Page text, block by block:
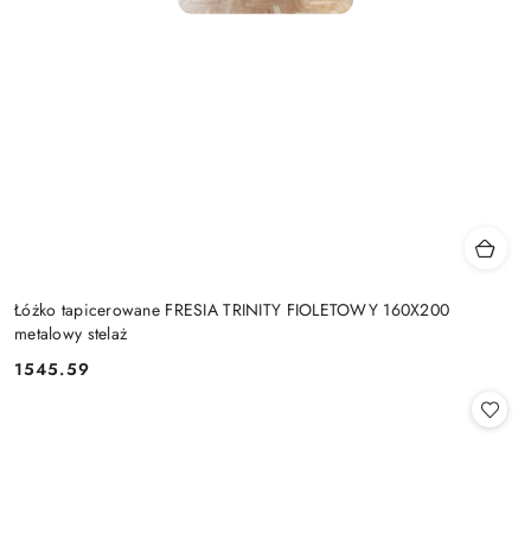
Łóżko tapicerowane FRESIA TRINITY FIOLETOWY 160X200
metalowy stelaż
Cena:
1545.59